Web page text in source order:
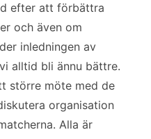
efter att förbättra
och även om
inledningen av
alltid bli ännu bättre.
större möte med de
organisation
Alla är